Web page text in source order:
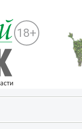
18+